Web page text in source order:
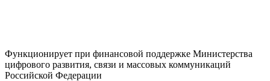
Функционирует при финансовой поддержке Министерства
цифрового развития, связи и массовых коммуникаций
Российской Федерации